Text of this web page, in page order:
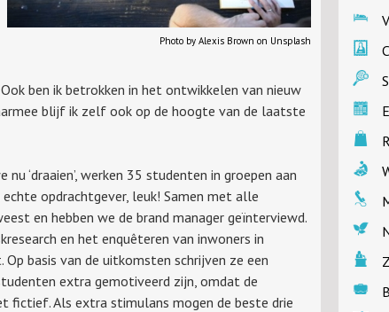
Photo by Alexis Brown on Unsplash
ben ik betrokken in het ontwikkelen van nieuw
blijf ik zelf ook op de hoogte van de laatste
‘draaien’, werken 35 studenten in groepen aan
opdrachtgever, leuk! Samen met alle
en hebben we de brand manager geïnterviewd.
en het enquêteren van inwoners in
basis van de uitkomsten schrijven ze een
extra gemotiveerd zijn, omdat de
fictief. Als extra stimulans mogen de beste drie